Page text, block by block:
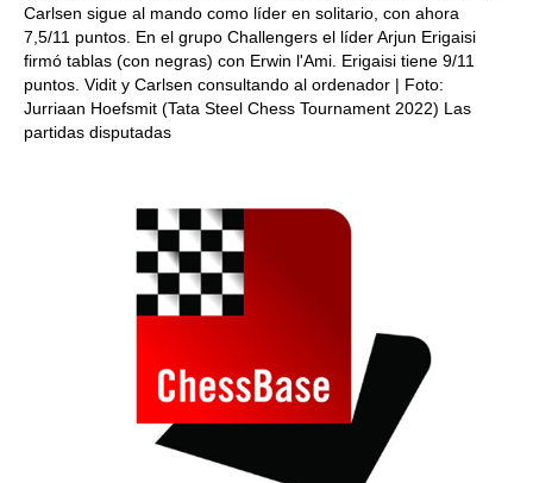
Carlsen sigue al mando como líder en solitario, con ahora
7,5/11 puntos. En el grupo Challengers el líder Arjun Erigaisi
firmó tablas (con negras) con Erwin l'Ami. Erigaisi tiene 9/11
puntos. Vidit y Carlsen consultando al ordenador | Foto:
Jurriaan Hoefsmit (Tata Steel Chess Tournament 2022) Las
partidas disputadas